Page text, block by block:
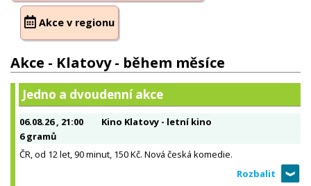
Akce v regionu
Akce - Klatovy - během měsíce
Jedno a dvoudenní akce
06.08.26, 21:00
Kino Klatovy - letní kino
6 gramů
ČR, od 12 let, 90 minut, 150 Kč. Nová česká komedie.